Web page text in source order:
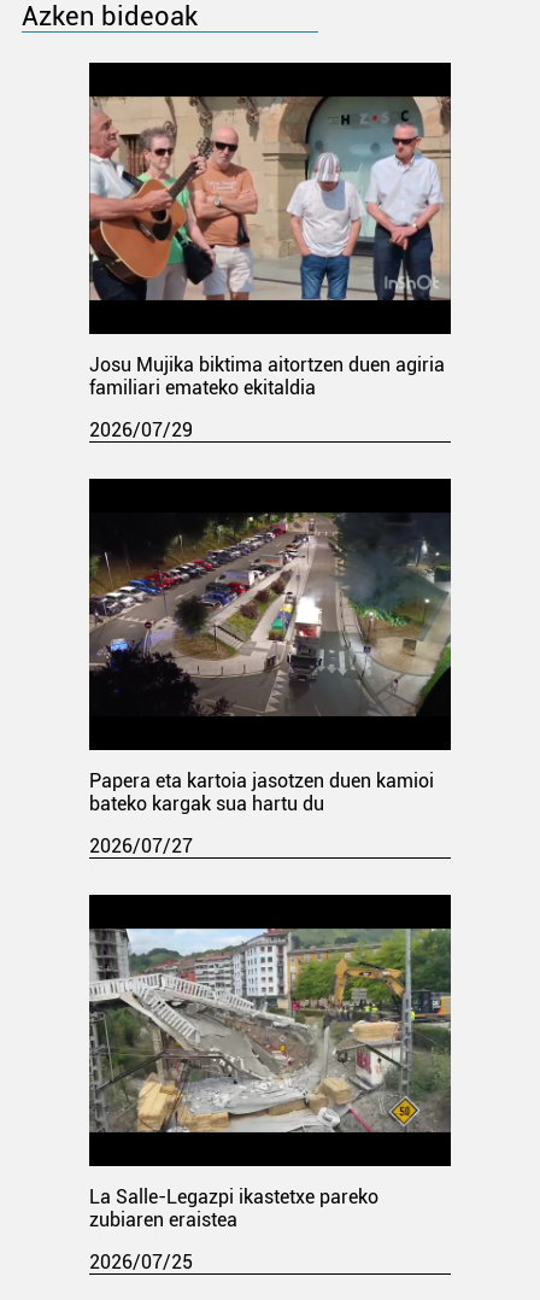
Azken bideoak
Josu Mujika biktima aitortzen duen agiria
familiari emateko ekitaldia
2026/07/29
Papera eta kartoia jasotzen duen kamioi
bateko kargak sua hartu du
2026/07/27
La Salle-Legazpi ikastetxe pareko
zubiaren eraistea
2026/07/25